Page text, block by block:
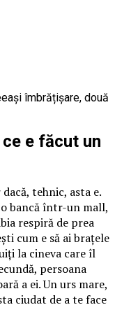
e făcut un
tehnic, asta e.
bancă într-un mall,
respiră de prea
cum e să ai brațele
la cineva care îl
persoana
a ei. Un urs mare,
ciudat de a te face